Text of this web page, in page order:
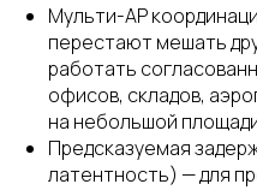
Мульти-AP
перестают мешать
работать
офисов, складов,
на небольшой
Предсказуемая
латентность) — для